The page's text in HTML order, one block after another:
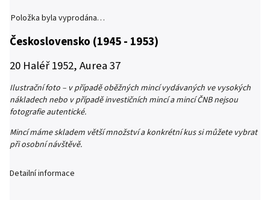
Položka byla vyprodána…
Československo (1945 - 1953)
20 Haléř 1952, Aurea 37
Ilustrační foto – v případě oběžných mincí vydávaných ve vysokých
nákladech nebo v případě investičních mincí a mincí ČNB nejsou
fotografie autentické.
Mincí máme skladem větší množství a konkrétní kus si můžete vybrat
při osobní návštěvě.
Detailní informace